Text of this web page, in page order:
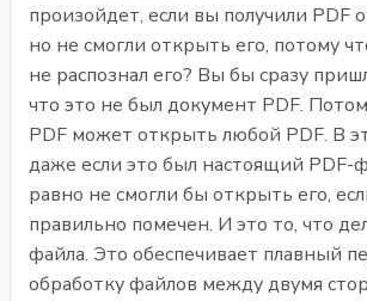
произойдет, если вы получили PDF
но не смогли открыть его, потому
не распознал его? Вы бы сразу
что это не был документ PDF.
PDF может открыть любой PDF. В
даже если это был настоящий PDF-
равно не смогли бы открыть его,
правильно помечен. И это то, что
файла. Это обеспечивает плавный
обработку файлов между двумя